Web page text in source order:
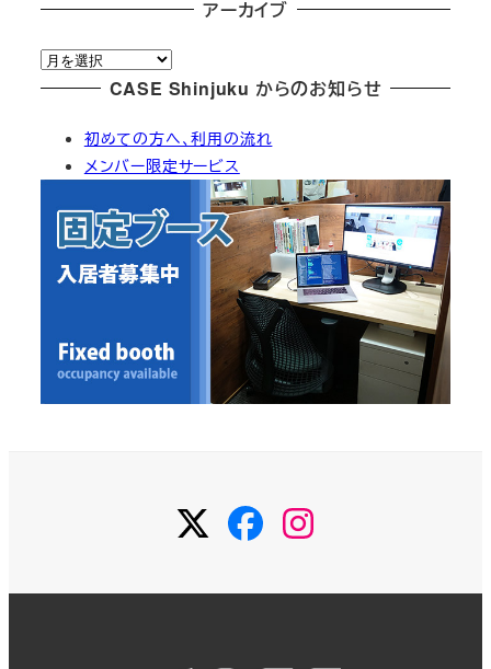
テ
リ
ー
アーカイブ
ア
ー
CASE Shinjuku からのお知らせ
初めての方へ、利用の流れ
メンバー限定サービス
TwitterFacebook